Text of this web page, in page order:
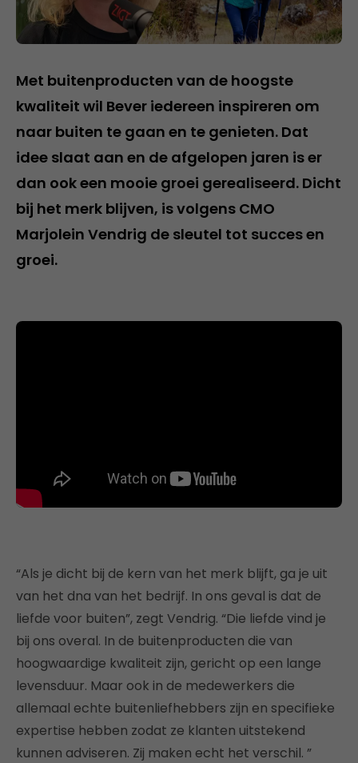
Met buitenproducten van de hoogste
kwaliteit wil Bever iedereen inspireren om
naar buiten te gaan en te genieten. Dat
idee slaat aan en de afgelopen jaren is er
dan ook een mooie groei gerealiseerd. Dicht
bij het merk blijven, is volgens CMO
Marjolein Vendrig de sleutel tot succes en
groei.
“Als je dicht bij de kern van het merk blijft, ga je uit
van het dna van het bedrijf. In ons geval is dat de
liefde voor buiten”, zegt Vendrig. “Die liefde vind je
bij ons overal. In de buitenproducten die van
hoogwaardige kwaliteit zijn, gericht op een lange
levensduur. Maar ook in de medewerkers die
allemaal echte buitenliefhebbers zijn en specifieke
expertise hebben zodat ze klanten uitstekend
kunnen adviseren. Zij maken echt het verschil. ”